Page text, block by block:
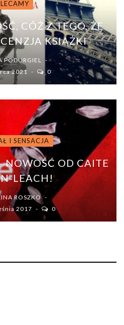
CÓŻ Z TEGO, ŻE
KSIĄŻKI
PODURGIEL
2021
0
I SENSACJA
NOWOŚĆ OD CAITE
LEACH!
ROSZKO
2017
0